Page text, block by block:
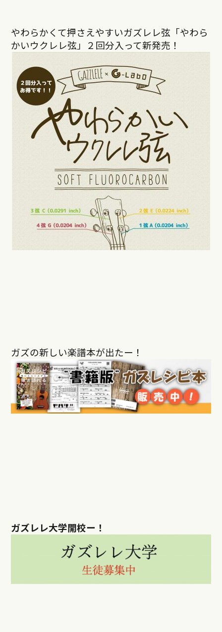
やわらかくて押さえやすいガズレレ弦「やわら
かいウクレレ弦」２回分入って新発売！
ガズの新しい楽譜本が出たー！
ガズレレ大学開校ー！